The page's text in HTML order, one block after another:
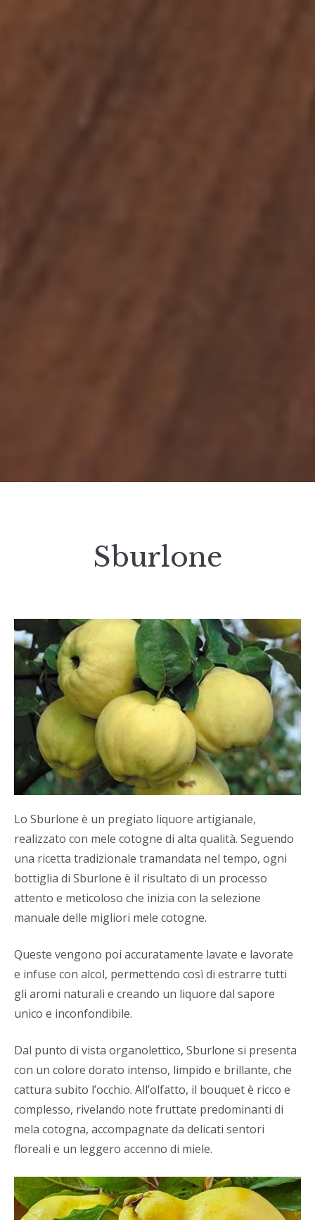
Sburlone
Lo Sburlone è un pregiato liquore artigianale,
realizzato con mele cotogne di alta qualità. Seguendo
una ricetta tradizionale tramandata nel tempo, ogni
bottiglia di Sburlone è il risultato di un processo
attento e meticoloso che inizia con la selezione
manuale delle migliori mele cotogne.
Queste vengono poi accuratamente lavate e lavorate
e infuse con alcol, permettendo così di estrarre tutti
gli aromi naturali e creando un liquore dal sapore
unico e inconfondibile.
Dal punto di vista organolettico, Sburlone si presenta
con un colore dorato intenso, limpido e brillante, che
cattura subito l’occhio. All’olfatto, il bouquet è ricco e
complesso, rivelando note fruttate predominanti di
mela cotogna, accompagnate da delicati sentori
floreali e un leggero accenno di miele.